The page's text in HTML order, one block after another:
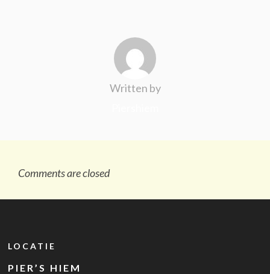
Written by
Comments are closed
LOCATIE
PIER’S HIEM